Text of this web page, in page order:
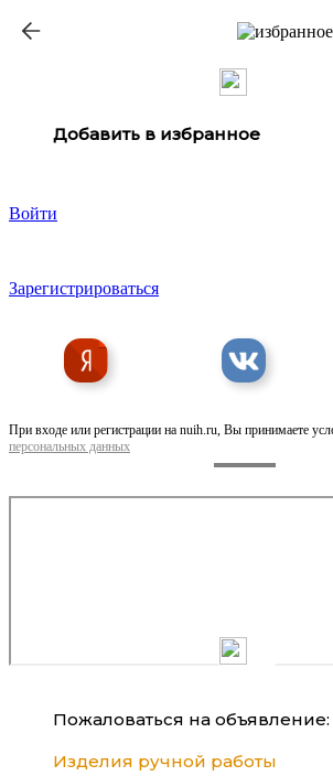
Добавить в избранное
Войти
Зарегистрироваться
При входе или регистрации на nuih.ru, Вы принимаете
персональных данных
Пожаловаться на объявление:
Изделия ручной работы